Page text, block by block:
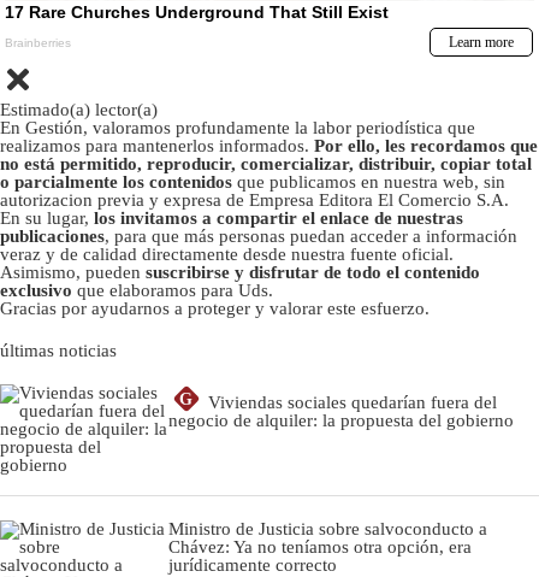
Estimado(a) lector(a)
En Gestión, valoramos profundamente la labor periodística que
realizamos para mantenerlos informados. Por ello, les recordamos que
no está permitido, reproducir, comercializar, distribuir, copiar total
o parcialmente los contenidos que publicamos en nuestra web, sin
autorizacion previa y expresa de Empresa Editora El Comercio S.A.
En su lugar, los invitamos a compartir el enlace de nuestras
publicaciones, para que más personas puedan acceder a información
veraz y de calidad directamente desde nuestra fuente oficial.
Asimismo, pueden suscribirse y disfrutar de todo el contenido
exclusivo que elaboramos para Uds.
Gracias por ayudarnos a proteger y valorar este esfuerzo.
últimas noticias
G
Viviendas sociales quedarían fuera del
negocio de alquiler: la propuesta del gobierno
Ministro de Justicia sobre salvoconducto a
Chávez: Ya no teníamos otra opción, era
jurídicamente correcto